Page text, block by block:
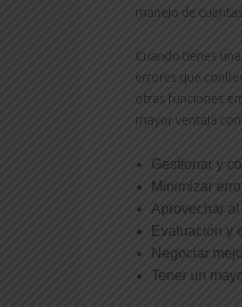
manejo de
Cuando tienes
errores que
otras funciones
mayor ventaja
Gestionar y
Minimizar
Aprovechar al
Evaluación y
Negociar
Tener un